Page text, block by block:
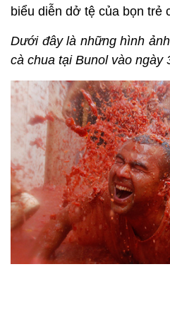
biểu diễn dở tệ của bọn trẻ
Dưới đây là những hình
cà chua tại Bunol vào ngày